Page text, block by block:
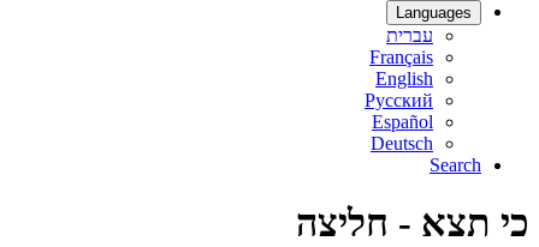
Languages
עברית
Français
English
Русский
Español
Deutsch
Search
כי תצא - חליצה